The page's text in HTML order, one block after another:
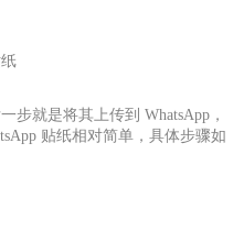
步就是将其上传到 WhatsApp，
贴纸相对简单，具体步骤如